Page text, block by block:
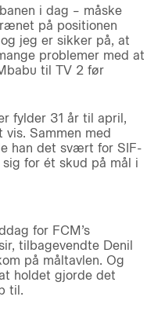
i dag – måske
på positionen
jeg er sikker på, at
problemer med at
til TV 2 før
fylder 31 år til april,
Sammen med
han det svært for SIF-
for ét skud på mål i
for FCM’s
tilbagevendte Denil
på måltavlen. Og
holdet gjorde det
til.